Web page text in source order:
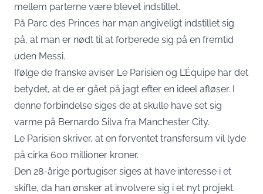
mellem parterne være blevet indstillet.
På Parc des Princes har man angiveligt indstillet sig
på, at man er nødt til at forberede sig på en fremtid
uden Messi.
Ifølge de franske aviser Le Parisien og L’Équipe har det
betydet, at de er gået på jagt efter en ideel afløser. I
denne forbindelse siges de at skulle have set sig
varme på Bernardo Silva fra Manchester City.
Le Parisien skriver, at en forventet transfersum vil lyde
på cirka 600 millioner kroner.
Den 28-årige portugiser siges at have interesse i et
skifte, da han ønsker at involvere sig i et nyt projekt.